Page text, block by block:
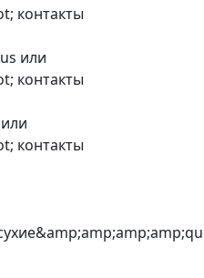
контакты
или
контакты
контакты